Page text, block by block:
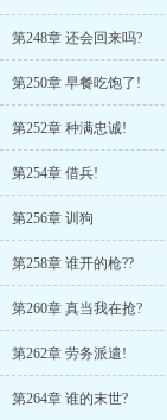
第248章 还会回来吗?
第250章 早餐吃饱了!
第252章 种满忠诚!
第254章 借兵!
第256章 训狗
第258章 谁开的枪??
第260章 真当我在抢?
第262章 劳务派遣!
第264章 谁的末世?